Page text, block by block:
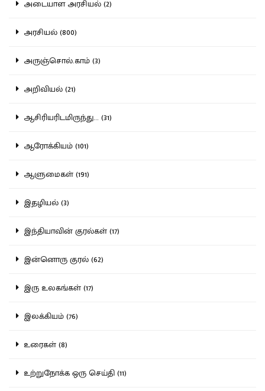
அடையாள அரசியல் (2)
அரசியல் (800)
அருஞ்சொல்.காம் (3)
அறிவியல் (21)
ஆசிரியரிடமிருந்து... (31)
ஆரோக்கியம் (101)
ஆளுமைகள் (191)
இதழியல் (3)
இந்தியாவின் குரல்கள் (17)
இன்னொரு குரல் (62)
இரு உலகங்கள் (17)
இலக்கியம் (76)
உரைகள் (8)
உற்றுநோக்க ஒரு செய்தி (11)